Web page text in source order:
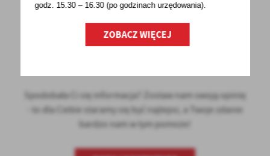
POWRÓT UDOSTĘPNIJ
POPRZEDNI NASTĘPNY
Spodobała Ci się informacja? Zostaw nam swoją opinię
- to dla Ciebie staramy się być najlepsi, a Twoje zdanie
bardzo nam w tym pomoże!
godz. 15.30 – 16.30 (po godzinachurzędowania).
ZOBACZ WIĘCEJ